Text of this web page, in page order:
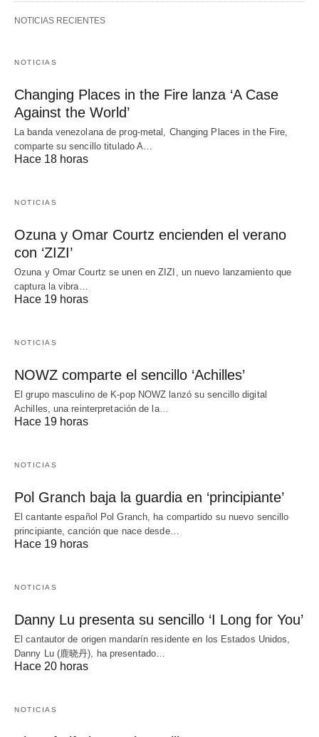
NOTICIAS RECIENTES
NOTICIAS
Changing Places in the Fire lanza ‘A Case
Against the World’
La banda venezolana de prog-metal, Changing Places in the Fire,
comparte su sencillo titulado A…
Hace 18 horas
NOTICIAS
Ozuna y Omar Courtz encienden el verano
con ‘ZIZI’
Ozuna y Omar Courtz se unen en ZIZI, un nuevo lanzamiento que
captura la vibra…
Hace 19 horas
NOTICIAS
NOWZ comparte el sencillo ‘Achilles’
El grupo masculino de K-pop NOWZ lanzó su sencillo digital
Achilles, una reinterpretación de la…
Hace 19 horas
NOTICIAS
Pol Granch baja la guardia en ‘principiante’
El cantante español Pol Granch, ha compartido su nuevo sencillo
principiante, canción que nace desde…
Hace 19 horas
NOTICIAS
Danny Lu presenta su sencillo ‘I Long for You’
El cantautor de origen mandarín residente en los Estados Unidos,
Danny Lu (鹿晓丹), ha presentado…
Hace 20 horas
NOTICIAS